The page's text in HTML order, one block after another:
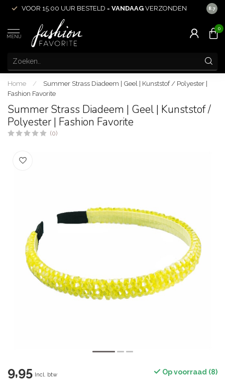
VOOR 15.00 UUR BESTELD = VANDAAG VERZONDEN 8.7
MENU
0
Home /
Summer Strass Diadeem | Geel | Kunststof / Polyester |
Fashion Favorite
Summer Strass Diadeem | Geel | Kunststof /
Polyester | Fashion Favorite
(0)
9,95 Incl. btw Op voorraad (8)